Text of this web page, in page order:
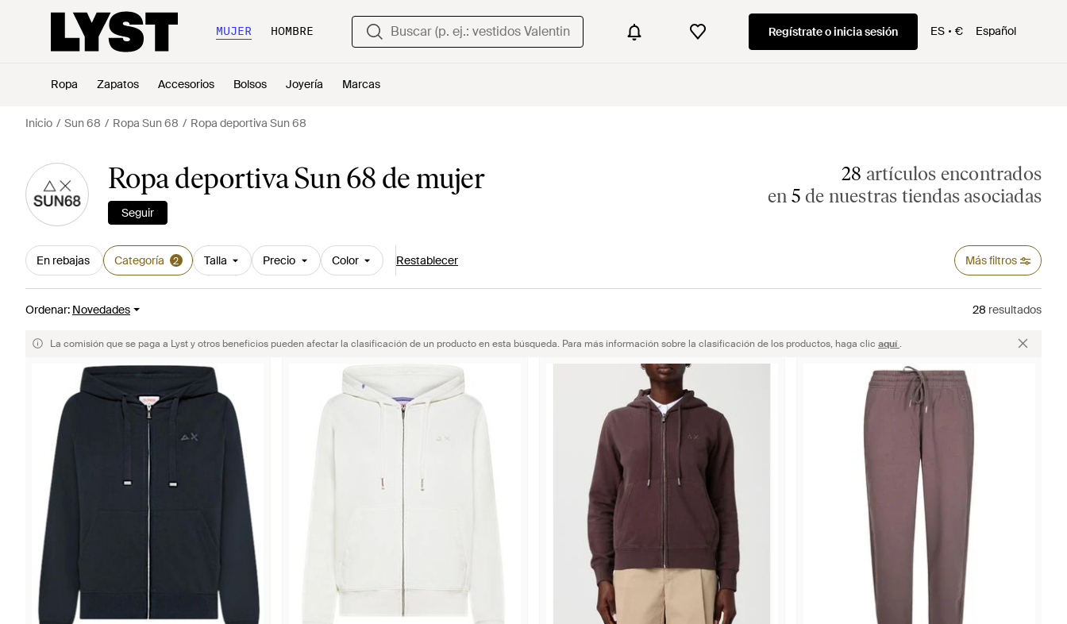
MUJER HOMBRE Regístrate o inicia sesión ES € Español
Ropa Zapatos Accesorios Bolsos Joyería Marcas
Inicio Sun 68 Ropa Sun 68 Ropa deportiva Sun 68
Ropa deportiva Sun 68 de mujer
Seguir
28 artículos encontrados
en 5 de nuestras tiendas asociadas
En rebajas Categoría 2 Talla Precio Color Restablecer Más filtros
Ordenar: Novedades 28 resultados
La comisión que se paga a Lyst y otros beneficios pueden afectar la clasificación de un producto en esta búsqueda. Para más información sobre la clasificación de los productos, haga clic aquí.